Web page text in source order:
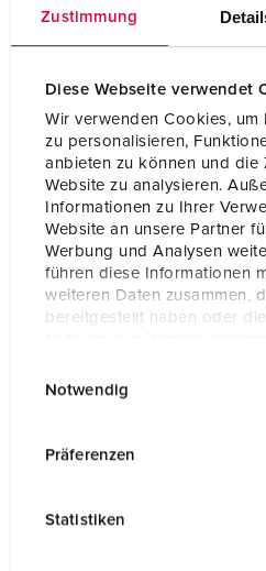
Zustimmung
Diese Webseite verwendet
Wir verwenden Cookies, um
zu personalisieren,
anbieten zu können und die
Website zu analysieren.
Informationen zu Ihrer
Website an unsere Partner
Werbung und Analysen
führen diese Informationen
weiteren Daten zusammen,
bereitgestellt haben oder
Notwendig
Präferenzen
Statistiken